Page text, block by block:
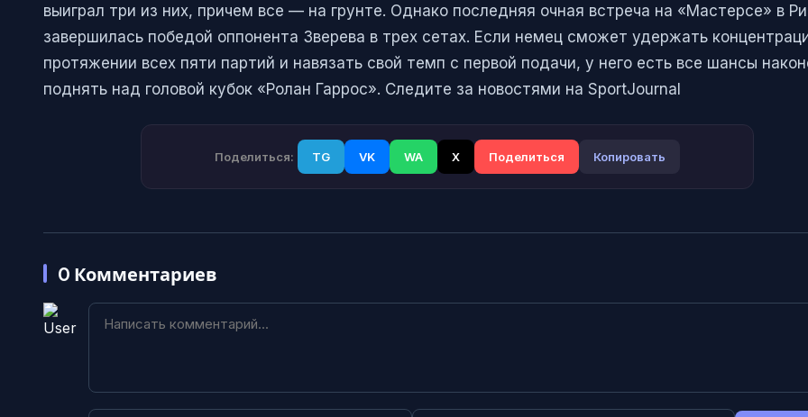
выиграл три из них, причем все — на грунте. Однако последняя очная встреча на «Мастерсе» в
завершилась победой оппонента Зверева в трех сетах. Если немец сможет удержать
протяжении всех пяти партий и навязать свой темп с первой подачи, у него есть все шансы
поднять над головой кубок «Ролан Гаррос». Следите за новостями на SportJournal
Поделиться: TG VK WA X Поделиться Копировать
0 Комментариев
Включить уведомления
Позже